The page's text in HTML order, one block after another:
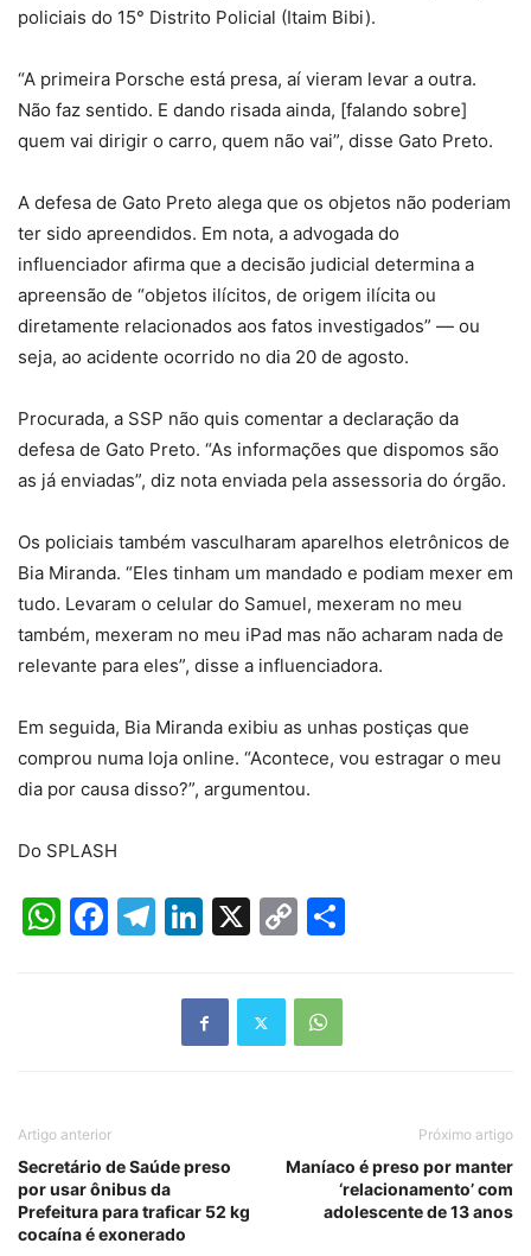
policiais do 15° Distrito Policial (Itaim Bibi).
“A primeira Porsche está presa, aí vieram levar a outra.
Não faz sentido. E dando risada ainda, [falando sobre]
quem vai dirigir o carro, quem não vai”, disse Gato Preto.
A defesa de Gato Preto alega que os objetos não poderiam
ter sido apreendidos. Em nota, a advogada do
influenciador afirma que a decisão judicial determina a
apreensão de “objetos ilícitos, de origem ilícita ou
diretamente relacionados aos fatos investigados” — ou
seja, ao acidente ocorrido no dia 20 de agosto.
Procurada, a SSP não quis comentar a declaração da
defesa de Gato Preto. “As informações que dispomos são
as já enviadas”, diz nota enviada pela assessoria do órgão.
Os policiais também vasculharam aparelhos eletrônicos de
Bia Miranda. “Eles tinham um mandado e podiam mexer em
tudo. Levaram o celular do Samuel, mexeram no meu
também, mexeram no meu iPad mas não acharam nada de
relevante para eles”, disse a influenciadora.
Em seguida, Bia Miranda exibiu as unhas postiças que
comprou numa loja online. “Acontece, vou estragar o meu
dia por causa disso?”, argumentou.
Do SPLASH
WhatsApp
Facebook
Telegram
LinkedIn
X
Copy
Artigo anterior
Secretário de Saúde preso
por usar ônibus da
Prefeitura para traficar 52 kg
cocaína é exonerado
Próximo artigo
Maníaco é preso por manter
‘relacionamento’ com
adolescente de 13 anos